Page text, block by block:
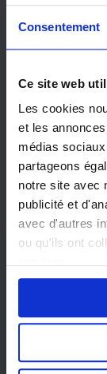
Consentement
Ce site web
Les cookies
et les
médias
partageons
notre site avec
publicité et
avec d'autres
ou qu'ils ont
Défiez
Partagez
tenter